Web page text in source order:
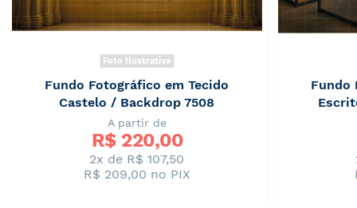
Foto Ilustrativa
Fundo Fotográfico em Tecido
Castelo / Backdrop 7508
A partir de
R$ 220,00
2x de R$ 107,50
R$ 209,00 no PIX
Fundo